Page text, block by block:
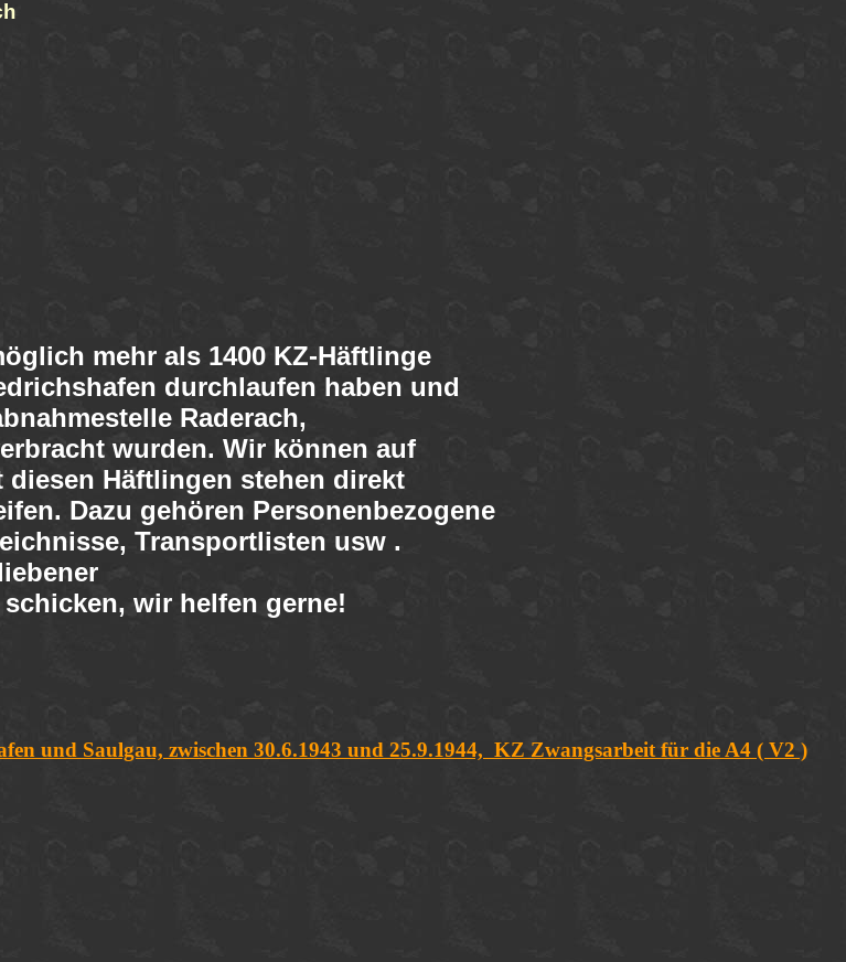
mehr als 1400 KZ-Häftlinge
durchlaufen haben und
Raderach,
wurden. Wir können auf
diesen Häftlingen stehen direkt
Dazu gehören Personenbezogene
Transportlisten usw .
wir helfen gerne!
und Saulgau, zwischen 30.6.1943 und 25.9.1944, KZ Zwangsarbeit für die A4 ( V2 )